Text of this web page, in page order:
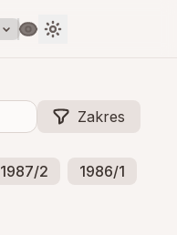
Zakres
1987/2 1986/1